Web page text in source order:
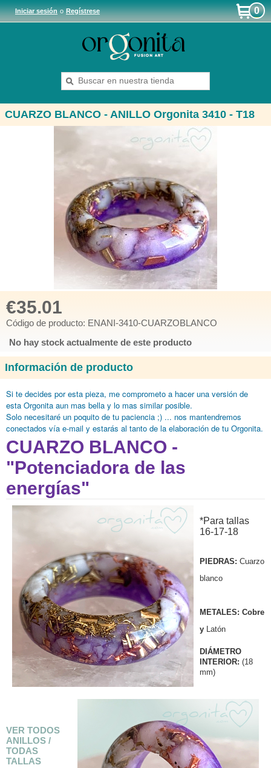
Iniciar sesiónoRegístrese 0
CUARZO BLANCO - ANILLO Orgonita 3410 - T18
€35.01
Código de producto: ENANI-3410-CUARZOBLANCO
No hay stock actualmente de este producto
Información de producto
Si te decides por esta pieza, me comprometo a hacer una versión de
esta Orgonita aun mas bella y lo mas similar posible.
Solo necesitaré un poquito de tu paciencia ;) ... nos mantendremos
conectados vía e-mail y estarás al tanto de la elaboración de tu Orgonita.
CUARZO BLANCO -
"Potenciadora de las
energías"
*Para tallas
16-17-18
PIEDRAS: Cuarzo
blanco
METALES: Cobre
y Latón
DIÁMETRO
INTERIOR: (18
mm)
VER TODOS
ANILLOS /
TODAS
TALLAS